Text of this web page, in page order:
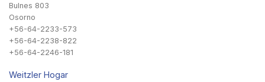
Bulnes 803
Osorno
+56-64-2233-573
+56-64-2238-822
+56-64-2246-181
Weitzler Hogar